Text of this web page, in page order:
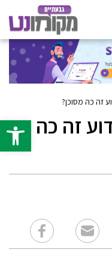
פתח
זה כה מסוכן?
זה כה